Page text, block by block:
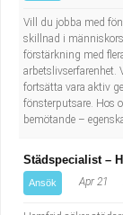
Hälso-
Industriell
Kropps-
Kultur,
Personlig
Vill du jobba med
skillnad i
förstärkning med
arbetslivserfarenhet.
fortsätta vara aktiv
fönsterputsare. Hos
bemötande –
Städspecialist –
Ansök Apr 21